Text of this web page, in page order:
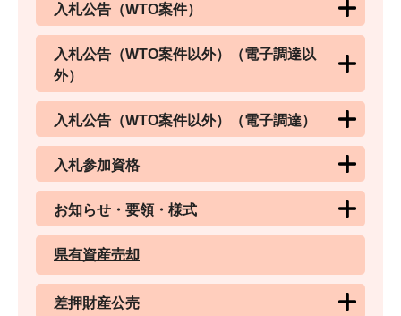
入札公告（WTO案件）
入札公告（WTO案件以外）（電子調達以
外）
入札公告（WTO案件以外）（電子調達）
入札参加資格
お知らせ・要領・様式
県有資産売却
差押財産公売